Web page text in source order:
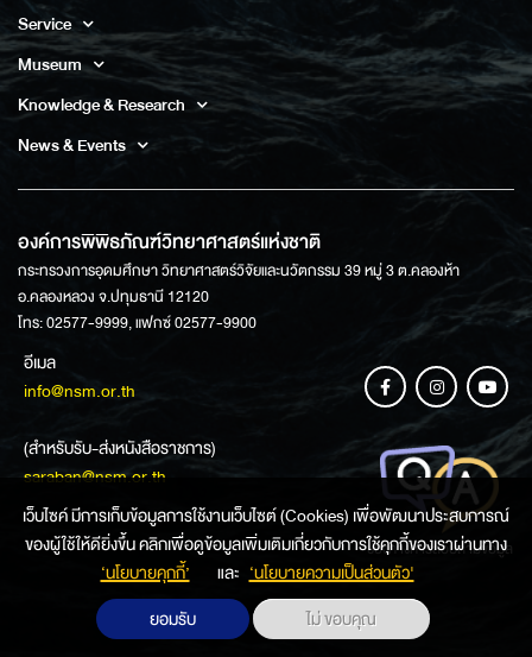
Service
Museum
Knowledge & Research
News & Events
องค์การพิพิธภัณฑ์วิทยาศาสตร์แห่งชาติ
กระทรวงการอุดมศึกษา วิทยาศาสตร์วิจัยและนวัตกรรม 39 หมู่ 3 ต.คลองห้า
อ.คลองหลวง จ.ปทุมธานี 12120
โทร: 02577-9999, แฟกซ์ 02577-9900
อีเมล
info@nsm.or.th
(สำหรับรับ-ส่งหนังสือราชการ)
saraban@nsm.or.th
ช่องทางการสอบถามข้อมูล
เว็บไซค์ มีการเก็บข้อมูลการใช้งานเว็บไซต์ (Cookies) เพื่อพัฒนาประสบการณ์
ของผู้ใช้ให้ดียิ่งขึ้น คลิกเพื่อดูข้อมูลเพิ่มเติมเกี่ยวกับการใช้คุกกี้ของเราผ่านทาง
‘นโยบายคุกกี้’
และ ‘นโยบายความเป็นส่วนตัว'
ยอมรับ
ไม่ ขอบคุณ